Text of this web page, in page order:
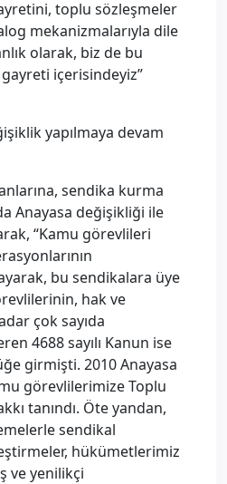
toplu sözleşmeler
mekanizmalarıyla dile
olarak, biz de bu
içerisindeyiz”
yapılmaya devam
sendika kurma
Anayasa değişikliği ile
“Kamu görevlileri
bu sendikalara üye
hak ve
çok sayıda
4688 sayılı Kanun ise
girmişti. 2010 Anayasa
görevlilerimize Toplu
tanındı. Öte yandan,
sendikal
hükümetlerimiz
ve yenilikçi